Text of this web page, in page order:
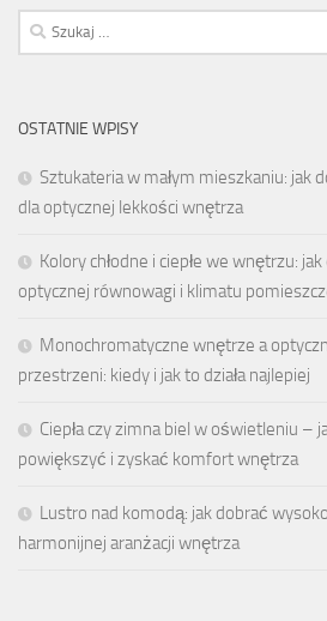
Szukaj:
OSTATNIE WPISY
Sztukateria w małym mieszkaniu: jak
dla optycznej lekkości wnętrza
Kolory chłodne i ciepłe we wnętrzu:
optycznej równowagi i klimatu
Monochromatyczne wnętrze a
przestrzeni: kiedy i jak to działa najlepiej
Ciepła czy zimna biel w oświetleniu –
powiększyć i zyskać komfort wnętrza
Lustro nad komodą: jak dobrać
harmonijnej aranżacji wnętrza